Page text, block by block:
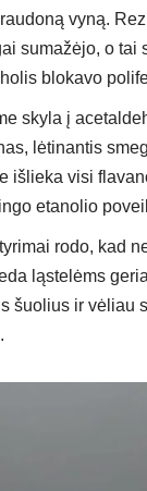
vyną.
sumažėjo, o tai
blokavo
skyla į
lėtinantis
visi
etanolio
rodo, kad
ląstelėms
šuolius ir vėliau